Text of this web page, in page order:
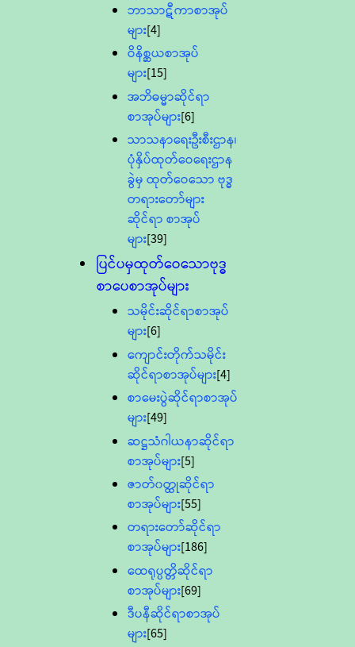
ဘာသာဋီကာစာအုပ်
များ[4]
ဝိနိစ္ဆယစာအုပ်
များ[15]
အဘိဓမ္မာဆိုင်ရာ
စာအုပ်များ[6]
သာသနာရေးဦးစီးဌာန၊
ပုံနှိပ်ထုတ်ဝေရေးဌာန
ခွဲမှ ထုတ်ဝေသော ဗုဒ္ဓ
တရားတော်များ
ဆိုင်ရာ စာအုပ်
များ[39]
ပြင်ပမှထုတ်ဝေသောဗုဒ္ဓ
စာပေစာအုပ်များ
သမိုင်းဆိုင်ရာစာအုပ်
များ[6]
ကျောင်းတိုက်သမိုင်း
ဆိုင်ရာစာအုပ်များ[4]
စာမေးပွဲဆိုင်ရာစာအုပ်
များ[49]
ဆဋ္ဌသံဂါယနာဆိုင်ရာ
စာအုပ်များ[5]
ဇာတ်၀တ္ထုဆိုင်ရာ
စာအုပ်များ[55]
တရားတော်ဆိုင်ရာ
စာအုပ်များ[186]
ထေရုပ္ပတ္တိဆိုင်ရာ
စာအုပ်များ[69]
ဒီပနီဆိုင်ရာစာအုပ်
များ[65]